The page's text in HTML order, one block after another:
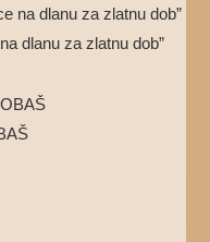
dlanu za zlatnu dob”